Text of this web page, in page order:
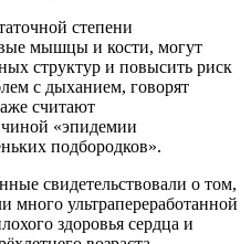
степени
мышцы и кости, могут
структур и повысить риск
с дыханием, говорят
считают
«эпидемии
подбородков».
свидетельствовали о том,
много ультрапереработанной
здоровья сердца и